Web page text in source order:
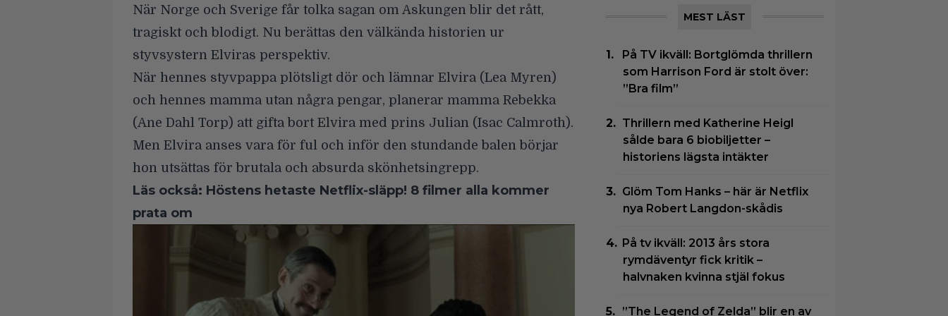
När Norge och Sverige får tolka sagan om Askungen blir det rått,
tragiskt och blodigt. Nu berättas den välkända historien ur
styvsystern Elviras perspektiv.
När hennes styvpappa plötsligt dör och lämnar Elvira (Lea Myren)
och hennes mamma utan några pengar, planerar mamma Rebekka
(Ane Dahl Torp) att gifta bort Elvira med prins Julian (Isac Calmroth).
Men Elvira anses vara för ful och inför den stundande balen börjar
hon utsättas för brutala och absurda skönhetsingrepp.
Läs också: Höstens hetaste Netflix-släpp! 8 filmer alla kommer
prata om
MEST LÄST
På TV ikväll: Bortglömda thrillern
som Harrison Ford är stolt över:
”Bra film”
Thrillern med Katherine Heigl
sålde bara 6 biobiljetter –
historiens lägsta intäkter
Glöm Tom Hanks – här är Netflix
nya Robert Langdon-skådis
På tv ikväll: 2013 års stora
rymdäventyr fick kritik –
halvnaken kvinna stjäl fokus
”The Legend of Zelda” blir en av